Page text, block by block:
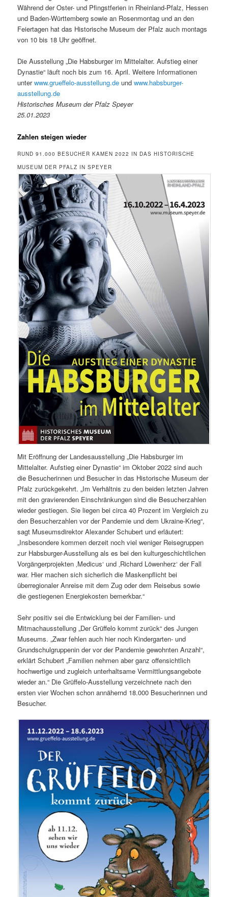
Während der Oster- und Pfingstferien in Rheinland-Pfalz, Hessen
und Baden-Württemberg sowie an Rosenmontag und an den
Feiertagen hat das Historische Museum der Pfalz auch montags
von 10 bis 18 Uhr geöffnet.
Die Ausstellung „Die Habsburger im Mittelalter. Aufstieg einer
Dynastie“ läuft noch bis zum 16. April. Weitere Informationen
unterwww.grueffelo-ausstellung.de undwww.habsburger-
ausstellung.de
Historisches Museum der Pfalz Speyer
25.01.2023
Zahlen steigen wieder
RUND 91.000 BESUCHER KAMEN 2022 IN DAS HISTORISCHE
MUSEUM DER PFALZ IN SPEYER
Mit Eröffnung der Landesausstellung „Die Habsburger im
Mittelalter. Aufstieg einer Dynastie“ im Oktober 2022 sind auch
die Besucherinnen und Besucher in das Historische Museum der
Pfalz zurückgekehrt. „Im Verhältnis zu den beiden letzten Jahren
mit den gravierenden Einschränkungen sind die Besucherzahlen
wieder gestiegen. Sie liegen bei circa 40 Prozent im Vergleich zu
den Besucherzahlen vor der Pandemie und dem Ukraine-Krieg“,
sagt Museumsdirektor Alexander Schubert und erläutert:
„Insbesondere kommen derzeit noch viel weniger Reisegruppen
zur Habsburger-Ausstellung als es bei den kulturgeschichtlichen
Vorgängerprojekten ‚Medicus‘ und ‚Richard Löwenherz‘ der Fall
war. Hier machen sich sicherlich die Maskenpflicht bei
überregionaler Anreise mit dem Zug oder dem Reisebus sowie
die gestiegenen Energiekosten bemerkbar.“
Sehr positiv sei die Entwicklung bei der Familien- und
Mitmachausstellung „Der Grüffelo kommt zurück“ des Jungen
Museums. „Zwar fehlen auch hier noch Kindergarten- und
Grundschulgruppenin der vor der Pandemie gewohnten Anzahl“,
erklärt Schubert „Familien nehmen aber ganz offensichtlich
hochwertige und zugleich unterhaltsame Vermittlungsangebote
wieder an.“ Die Grüffelo-Ausstellung verzeichnete nach den
ersten vier Wochen schon annähernd 18.000 Besucherinnen und
Besucher.